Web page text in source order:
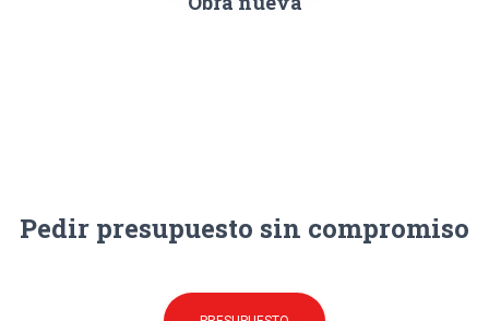
Pedir presupuesto sin compromiso